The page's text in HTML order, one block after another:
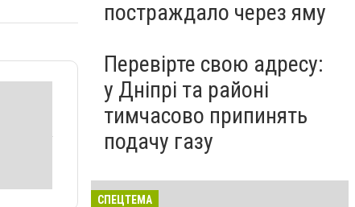
постраждало через яму
Перевірте свою адресу:
у Дніпрі та районі
тимчасово припинять
подачу газу
СПЕЦТЕМА